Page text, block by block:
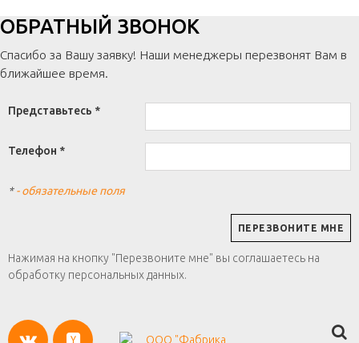
ОБРАТНЫЙ ЗВОНОК
Спасибо за Вашу заявку! Наши менеджеры перезвонят Вам в
ближайшее время.
Представьтесь *
Телефон *
*- обязательные поля
Нажимая на кнопку "Перезвоните мне" вы соглашаетесь на
обработку персональных данных.